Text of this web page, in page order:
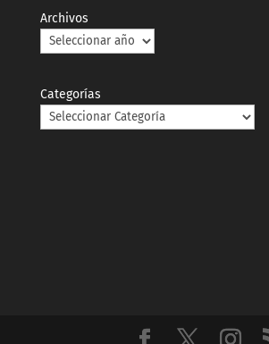
Archivos
Categorías